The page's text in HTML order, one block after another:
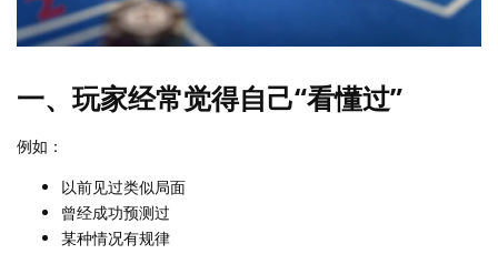
一、玩家经常觉得自己“看懂过”
例如：
以前见过类似局面
曾经成功预测过
某种情况有规律